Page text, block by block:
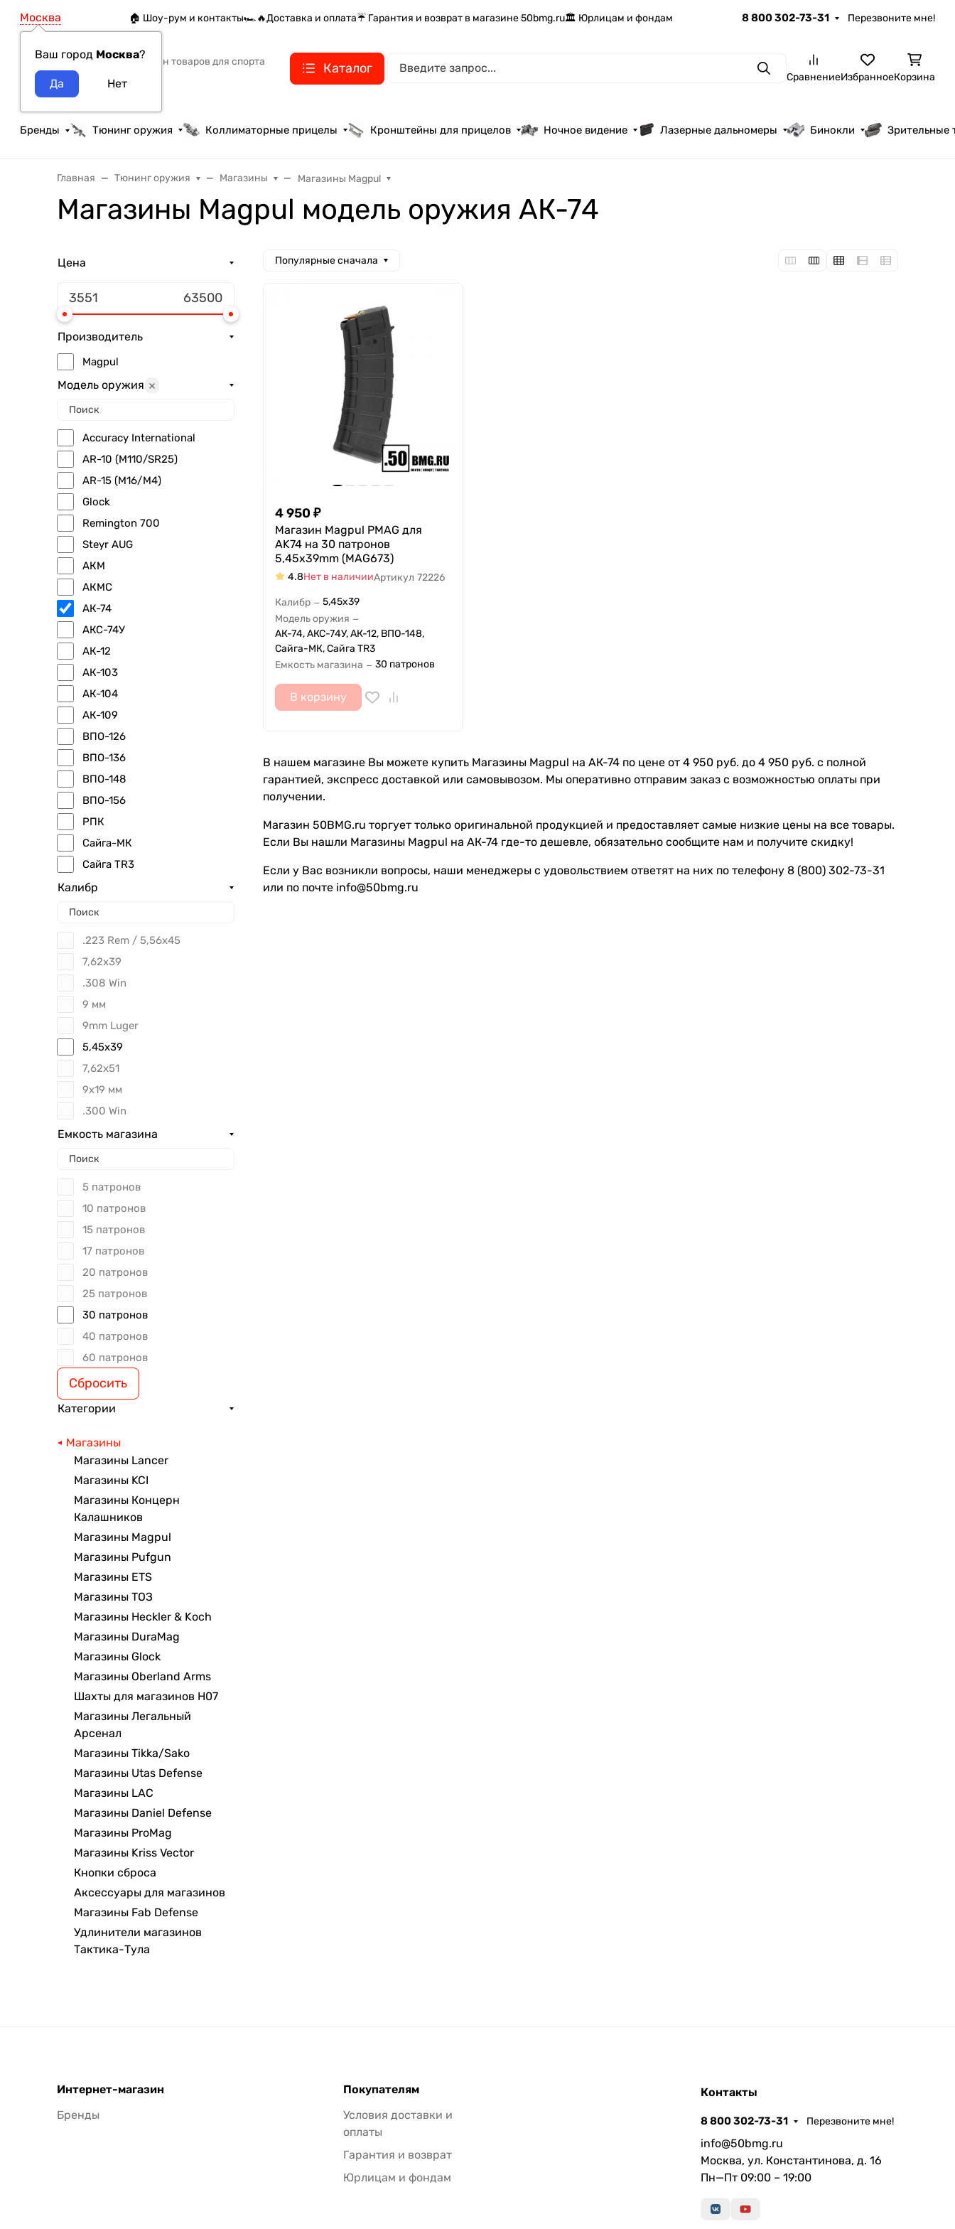
Москва
Ваш город Москва?
🏠 Шоу-рум и контакты🏎️🔥Доставка и оплата☔ Гарантия и возврат в магазине 50bmg.ru🏛️ Юрлицам и фондам 8 800 302-73-31 Перезвоните мне!
Интернет-магазин товаров для спорта
тактики и охоты
Каталог ПоискСравнениеИзбранноеКорзина
Бренды Тюнинг оружия Коллиматорные прицелы Кронштейны для прицелов Ночное видение Лазерные дальномеры Бинокли Зрительные
Главная Тюнинг оружия Магазины Магазины Magpul
Магазины Magpul модель оружия АК-74
Цена
Производитель
Magpul
Модель оружия
Accuracy International
AR-10 (M110/SR25)
AR-15 (M16/M4)
Glock
Remington 700
Steyr AUG
АКМ
АКМС
АК-74
АКС-74У
АК-12
АК-103
АК-104
АК-109
ВПО-126
ВПО-136
ВПО-148
ВПО-156
РПК
Сайга-МК
Сайга TR3
Калибр
.223 Rem / 5,56x45
7,62x39
.308 Win
9 мм
9mm Luger
5,45x39
7,62x51
9x19 мм
.300 Win
Емкость магазина
5 патронов
10 патронов
15 патронов
17 патронов
20 патронов
25 патронов
30 патронов
40 патронов
60 патронов
Сбросить
Категории
Магазины
Магазины Lancer
Магазины KCI
Магазины Концерн
Калашников
Магазины Magpul
Магазины Pufgun
Магазины ETS
Магазины ТОЗ
Магазины Heckler & Koch
Магазины DuraMag
Магазины Glock
Магазины Oberland Arms
Шахты для магазинов H07
Магазины Легальный
Арсенал
Магазины Tikka/Sako
Магазины Utas Defense
Магазины LAC
Магазины Daniel Defense
Магазины ProMag
Магазины Kriss Vector
Кнопки сброса
Аксессуары для магазинов
Магазины Fab Defense
Удлинители магазинов
Тактика-Тула
Популярные сначала
4 950 ₽
Магазин Magpul PMAG для
AK74 на 30 патронов
5,45x39mm (MAG673)
4.8Нет в наличииАртикул 72226
Калибр — 5,45x39
Модель оружия —
АК-74, АКС-74У, АК-12, ВПО-148,
Сайга-МК, Сайга TR3
Емкость магазина — 30 патронов
В корзину
В нашем магазине Вы можете купить Магазины Magpul на АК-74 по цене от 4 950 руб. до 4 950 руб. с полной
гарантией, экспресс доставкой или самовывозом. Мы оперативно отправим заказ с возможностью оплаты при
получении.
Магазин 50BMG.ru торгует только оригинальной продукцией и предоставляет самые низкие цены на все товары.
Если Вы нашли Магазины Magpul на АК-74 где-то дешевле, обязательно сообщите нам и получите скидку!
Если у Вас возникли вопросы, наши менеджеры с удовольствием ответят на них по телефону 8 (800) 302-73-31
или по почте info@50bmg.ru
Интернет-магазин
Бренды
Покупателям
Условия доставки и
оплаты
Гарантия и возврат
Юрлицам и фондам
Контакты
8 800 302-73-31 Перезвоните мне!
info@50bmg.ru
Москва, ул. Константинова, д. 16
Пн—Пт 09:00 – 19:00